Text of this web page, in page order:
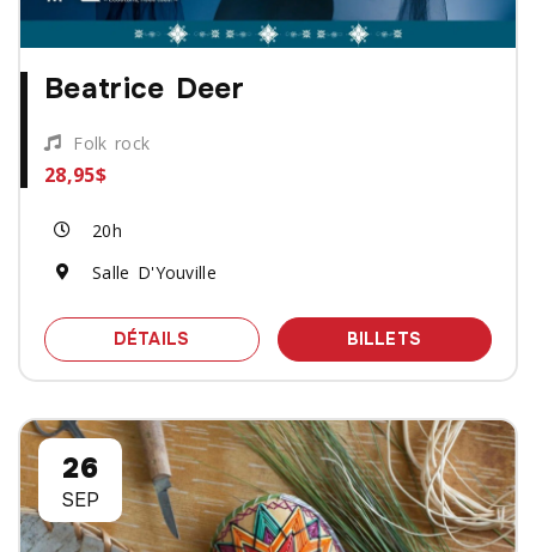
Beatrice Deer
Folk rock
28,95$
20h
Salle D'Youville
DÉTAILS SPECTACLE BEATRICE DEER
BILLETS DES
26
SEP